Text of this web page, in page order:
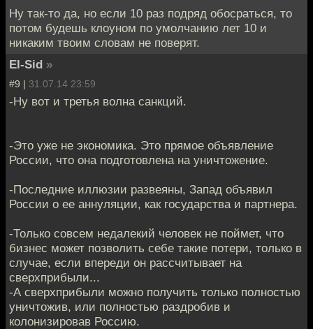
Ну так-то да, но если 10 раз подряд обосраться, то
потом будешь клоуном по умолчанию лет 10 и
никаким твоим словам не поверят.
El-Sid »
#9 | 31.07.14 23:59
-Ну вот и третья волна санкций.
-Это уже не экономика. Это прямое объявление
России, что она подготовлена на уничтожение.
-Последние иллюзии развеяны, Запад объявил
России о ее аннуляции, как государства и партнера.
-Только совсем недалекий человек не поймет, что
бизнес может позволить себе такие потери, только в
случае, если впереди он рассчитывает на
сверхприбыли...
-А сверхприбыли можно получить только полностью
уничтожив, или полностью раздробив и
колонизировав Россию.